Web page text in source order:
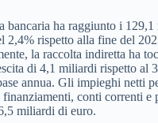
bancaria ha raggiunto i
2,4% rispetto alla fine del
la raccolta indiretta ha
di 4,1 miliardi rispetto al
annua. Gli impieghi netti
conti correnti e
miliardi di euro.